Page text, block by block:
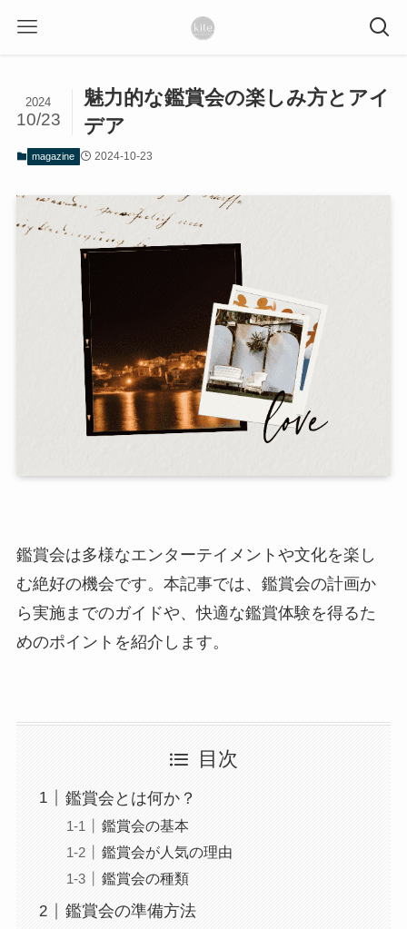
魅力的な鑑賞会の楽しみ方とアイ
デア
2024
10/23
magazine 2024-10-23
鑑賞会は多様なエンターテイメントや文化を楽し
む絶好の機会です。本記事では、鑑賞会の計画か
ら実施までのガイドや、快適な鑑賞体験を得るた
めのポイントを紹介します。
目次
鑑賞会とは何か？
鑑賞会の基本
鑑賞会が人気の理由
鑑賞会の種類
鑑賞会の準備方法